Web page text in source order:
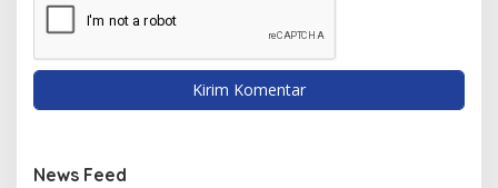
News Feed